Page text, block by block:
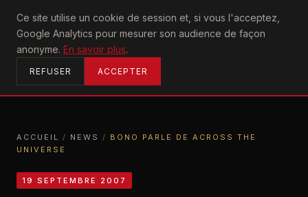
Ce site utilise un cookie de session et, si vous l'acceptez,
Google Analytics pour mesurer son audience de façon
anonyme. En savoir plus.
REFUSER ACCEPTER
U2achtung
ACCUEIL
ACCUEIL / NEWS / BONO PARLE DE ACROSS THE
UNIVERSE
19 SEPTEMBRE 2007